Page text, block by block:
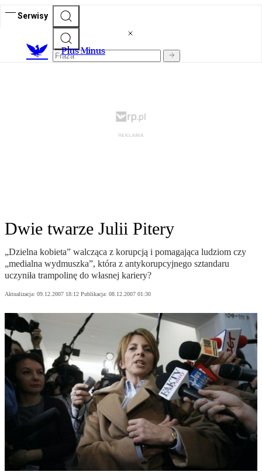
Serwisy
Plus Minus
Dwie twarze Julii Pitery
„Dzielna kobieta” walcząca z korupcją i pomagająca ludziom czy
„medialna wydmuszka”, która z antykorupcyjnego sztandaru
uczyniła trampolinę do własnej kariery?
Aktualizacja: 09.12.2007 18:12 Publikacja: 08.12.2007 01:30